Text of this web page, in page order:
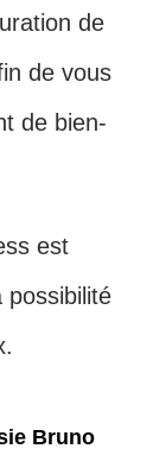
de
de vous
de bien-
est
possibilité